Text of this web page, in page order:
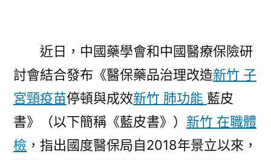
近日，中國藥學會和中國醫療保險研
討會結合發布《醫保藥品治理改造新竹 子
宮頸疫苗停頓與成效新竹 肺功能 藍皮
書》（以下簡稱《藍皮書》） 新竹 在職體
檢 ，指出國度醫保局自2018年景立以來，